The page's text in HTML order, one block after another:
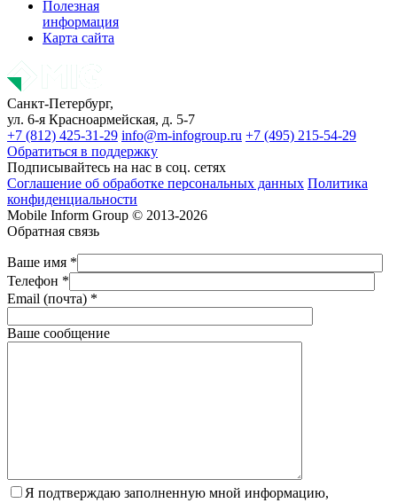
Полезная
информация
Карта сайта
Санкт-Петербург,
ул. 6-я Красноармейская, д. 5-7
+7 (812) 425-31-29 info@m-infogroup.ru +7 (495) 215-54-29
Обратиться в поддержку
Подписывайтесь на нас в соц. сетях
Соглашение об обработке персональных данных Политика
конфиденциальности
Mobile Inform Group © 2013-2026
Обратная связь
Ваше имя *
Телефон *
Email (почта) *
Ваше сообщение
Я подтверждаю заполненную мной информацию,